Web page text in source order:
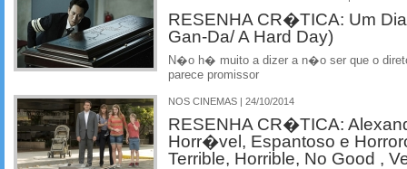
RESENHA CR�TICA: Um
Gan-Da/ A Hard Day)
N�o h� muito a dizer a n�o ser que o
parece promissor
NOS CINEMAS | 24/10/2014
RESENHA CR�TICA:
Horr�vel, Espantoso e
Terrible, Horrible, No Good ,